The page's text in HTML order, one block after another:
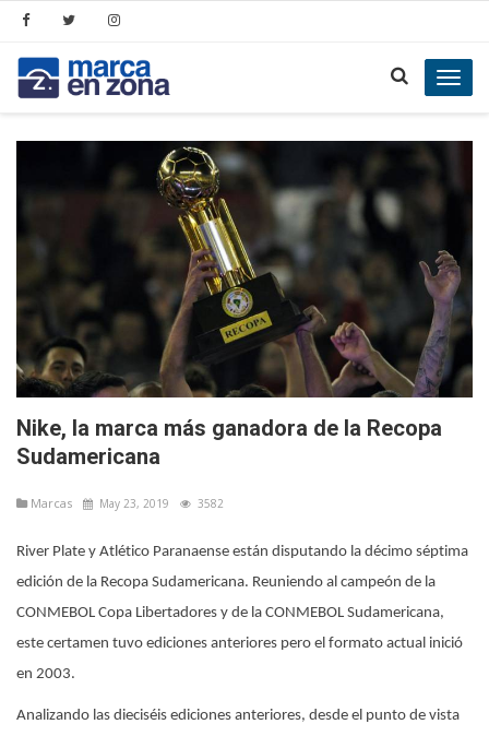
Nike, la marca más ganadora de la Recopa
Sudamericana
Marcas May 23, 2019 3582
River Plate y Atlético Paranaense están disputando la décimo séptima
edición de la Recopa Sudamericana. Reuniendo al campeón de la
CONMEBOL Copa Libertadores y de la CONMEBOL Sudamericana,
este certamen tuvo ediciones anteriores pero el formato actual inició
en 2003.
Analizando las dieciséis ediciones anteriores, desde el punto de vista